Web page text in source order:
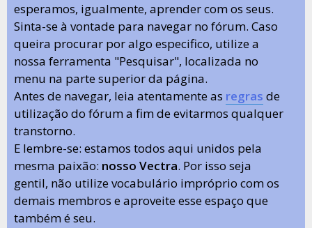
esperamos, igualmente, aprender com os seus.
Sinta-se à vontade para navegar no fórum. Caso
queira procurar por algo especifico, utilize a
nossa ferramenta "Pesquisar", localizada no
menu na parte superior da página.
Antes de navegar, leia atentamente as regras de
utilização do fórum a fim de evitarmos qualquer
transtorno.
E lembre-se: estamos todos aqui unidos pela
mesma paixão: nosso Vectra. Por isso seja
gentil, não utilize vocabulário impróprio com os
demais membros e aproveite esse espaço que
também é seu.